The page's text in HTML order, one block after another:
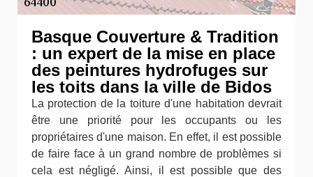
Basque Couverture & Tradition
: un expert de la mise en place
des peintures hydrofuges sur
les toits dans la ville de Bidos
La protection de la toiture d'une habitation devrait
être une priorité pour les occupants ou les
propriétaires d'une maison. En effet, il est possible
de faire face à un grand nombre de problèmes si
cela est négligé. Ainsi, il est possible que des